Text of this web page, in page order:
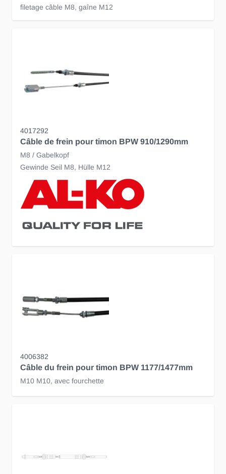
filetage câble M8, gaîne M12
4017292
Câble de frein pour timon BPW 910/1290mm
M8 / Gabelkopf
Gewinde Seil M8, Hülle M12
4006382
Câble du frein pour timon BPW 1177/1477mm
M10 M10, avec fourchette